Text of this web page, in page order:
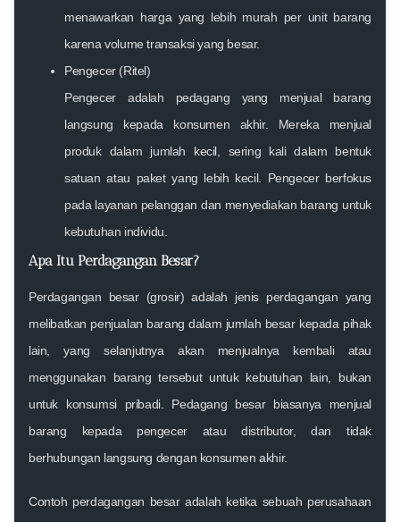
menawarkan harga yang lebih murah per unit barang
karena volume transaksi yang besar.
Pengecer (Ritel)
Pengecer adalah pedagang yang menjual barang
langsung kepada konsumen akhir. Mereka menjual
produk dalam jumlah kecil, sering kali dalam bentuk
satuan atau paket yang lebih kecil. Pengecer berfokus
pada layanan pelanggan dan menyediakan barang untuk
kebutuhan individu.
Apa Itu Perdagangan Besar?
Perdagangan besar(grosir) adalah jenis perdagangan yang
melibatkan penjualan barang dalam jumlah besar kepada pihak
lain, yang selanjutnya akan menjualnya kembali atau
menggunakan barang tersebut untuk kebutuhan lain, bukan
untuk konsumsi pribadi. Pedagang besar biasanya menjual
barang kepada pengecer atau distributor, dan tidak
berhubungan langsung dengan konsumen akhir.
Contoh perdagangan besar adalah ketika sebuah perusahaan